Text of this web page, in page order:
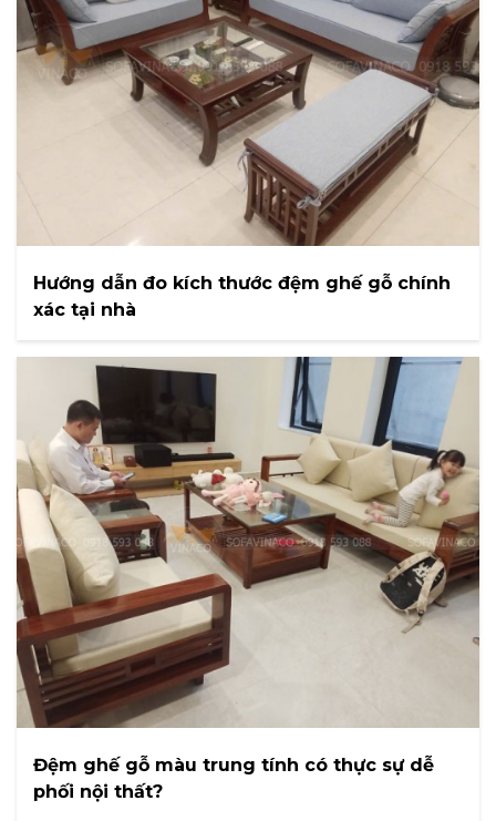
Hướng dẫn đo kích thước đệm ghế gỗ chính
xác tại nhà
Đệm ghế gỗ màu trung tính có thực sự dễ
phối nội thất?